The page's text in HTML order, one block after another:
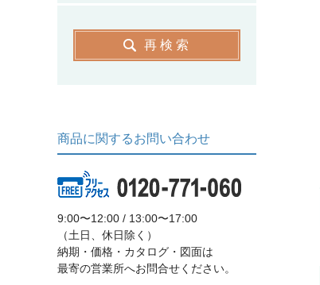
再検索
商品に関するお問い合わせ
9:00〜12:00 / 13:00〜17:00
（土日、休日除く）
納期・価格・カタログ・図面は
最寄の営業所へお問合せください。